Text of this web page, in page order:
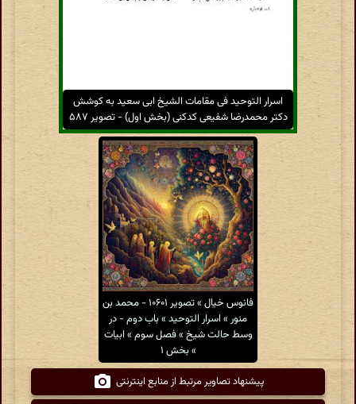
اسرار التوحید فی مقامات الشیخ ابی سعید به کوشش
دکتر محمدرضا شفیعی کدکنی (بخش اول) - تصویر ۵۸۷
فانوس خیال » تصویر ۱۰۶۰۱ - محمد بن
منور » اسرار التوحید » باب دوم - در
وسط حالت شیخ » فصل سوم » ابیات
» بخش ۱
پیشنهاد تصاویر مرتبط از منابع اینترنتی